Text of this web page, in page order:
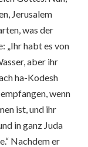
Jerusalem
was der
„Ihr habt es von
aber ihr
ha-Kodesh
wenn
ist, und ihr
in ganz Juda
Nachdem er